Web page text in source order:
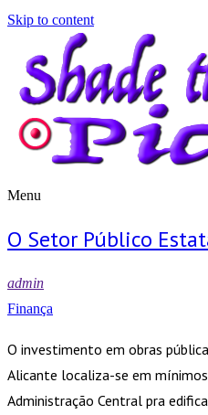
Skip to content
Menu
O Setor Público
admin
Finança
O investimento em obras
Alicante localiza-se em
Administração Central pra